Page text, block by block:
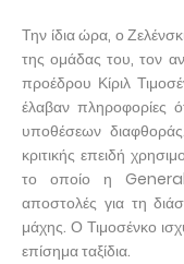
Την ίδια ώρα, ο
της ομάδας του, τον
προέδρου Κίριλ
έλαβαν πληροφορίες
υποθέσεων
κριτικής επειδή
το οποίο η General
αποστολές για τη
μάχης. Ο Τιμοσένκο
επίσημα ταξίδια.